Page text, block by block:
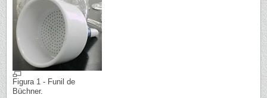
Figura 1 - Funil de
Büchner.